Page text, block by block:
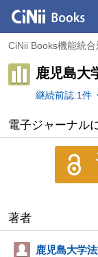
CiNii Books機能統
鹿児島大
継続前誌:1件
電子ジャーナル
著者
鹿児島大学